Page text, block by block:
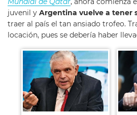
juvenil y Argentina vuelve a tener
traer al país el tan ansiado trofeo.
locación, pues se debería haber